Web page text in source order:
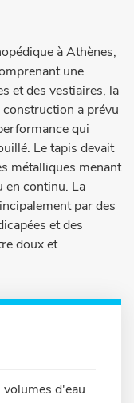
à Athènes,
une
et des vestiaires, la
a prévu
qui
Le tapis devait
métalliques menant
en continu. La
par des
et des
doux et
d'eau